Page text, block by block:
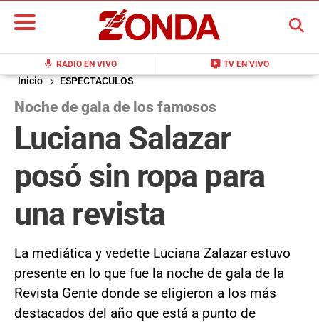
mic RADIO EN VIVO live_tv TV EN VIVO
BUSCAR
Inicio ESPECTACULOS
Noche de gala de los famosos
Luciana Salazar
posó sin ropa para
una revista
La mediática y vedette Luciana Zalazar estuvo
presente en lo que fue la noche de gala de la
Revista Gente donde se eligieron a los más
destacados del año que está a punto de